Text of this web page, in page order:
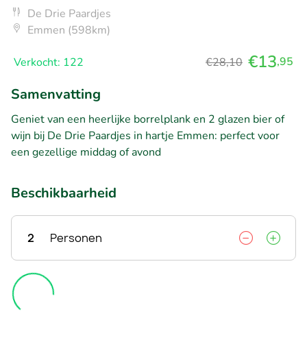
De Drie Paardjes
Emmen (598km)
Verkocht: 122 €28,10 €13,95
Samenvatting
Geniet van een heerlijke borrelplank en 2 glazen bier of
wijn bij De Drie Paardjes in hartje Emmen: perfect voor
een gezellige middag of avond
Beschikbaarheid
2 Personen